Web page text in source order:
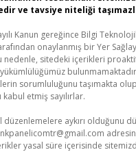
ve tavsiye niteliği
Kanun gereğince Bilgi
onaylanmış bir Yer
nedenle, sitedeki içerikleri
sorumluluğunu taşımakta
etmiş sayılırlar.
düzenlemelere aykırı olduğunu
yasal süre içerisinde